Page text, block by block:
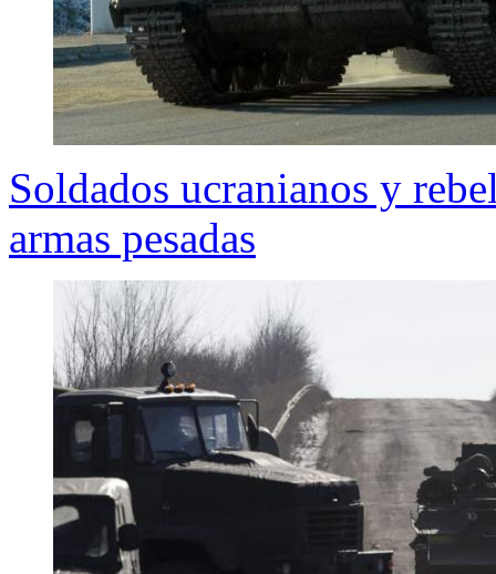
Soldados ucranianos y
armas pesadas